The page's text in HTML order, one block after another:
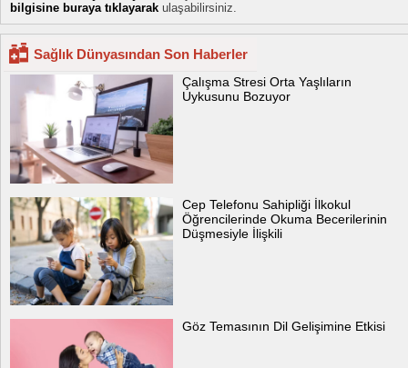
bilgisine buraya tıklayarak ulaşabilirsiniz.
Sağlık Dünyasından Son Haberler
Çalışma Stresi Orta Yaşlıların
Uykusunu Bozuyor
Cep Telefonu Sahipliği İlkokul
Öğrencilerinde Okuma Becerilerinin
Düşmesiyle İlişkili
Göz Temasının Dil Gelişimine Etkisi